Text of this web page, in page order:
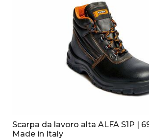
Scarpa da lavoro alta ALFA S1P |
Made in Italy